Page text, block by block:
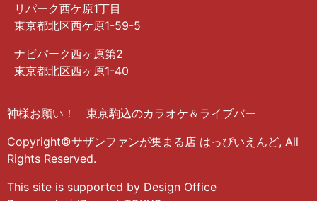
リパーク西ケ原1丁目
東京都北区西ケ原1-59-5
ナビパーク西ヶ原第2
東京都北区西ヶ原1-40
神様お願い！ 東京駒込のカラオケ＆ライブバー
Copyright©サザンファンが集まる店 はっぴいえんど, All
Rights Reserved.
This site is supported by Design Office